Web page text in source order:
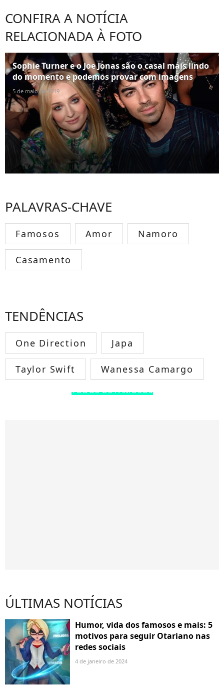
CONFIRA A NOTÍCIA
RELACIONADA À FOTO
Sophie Turner e o Joe Jonas são o casal mais lindo
do momento e podemos provar com imagens
5 de maio de 2019
PALAVRAS-CHAVE
Famosos Amor Namoro
Casamento
TENDÊNCIAS
One Direction Japa
Taylor Swift Wanessa Camargo
TODOS OS FAMOSOS
ÚLTIMAS NOTÍCIAS
Humor, vida dos famosos e mais: 5
motivos para seguir Otariano nas
redes sociais
4 de janeiro de 2024